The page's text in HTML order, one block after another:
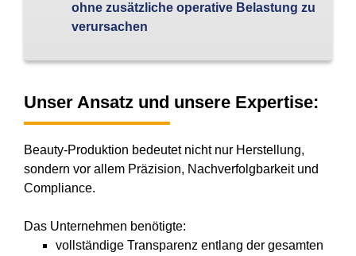
ohne zusätzliche operative Belastung zu
verursachen
Unser Ansatz und unsere Expertise:
Beauty-Produktion bedeutet nicht nur Herstellung,
sondern vor allem Präzision, Nachverfolgbarkeit und
Compliance.
Das Unternehmen benötigte:
vollständige Transparenz entlang der gesamten